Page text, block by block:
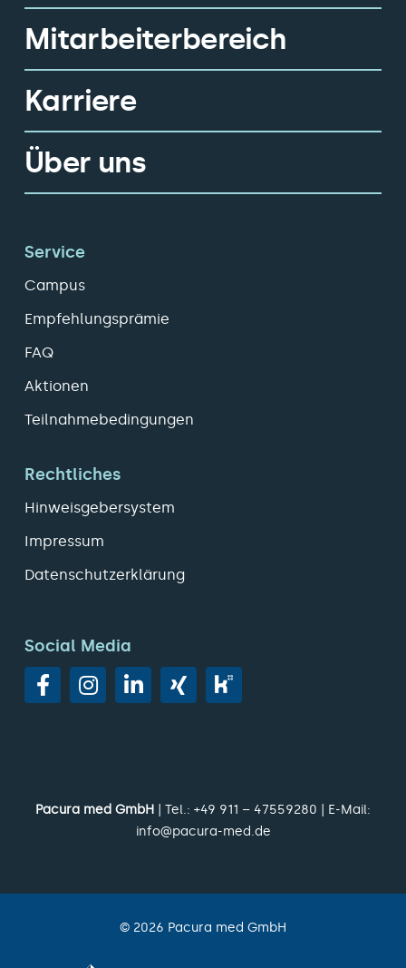
Mitarbeiterbereich
Karriere
Über uns
Service
Campus
Empfehlungsprämie
FAQ
Aktionen
Teilnahmebedingungen
Rechtliches
Hinweisgebersystem
Impressum
Datenschutzerklärung
Social Media
Pacura med GmbH | Tel.: +49 911 – 47559280 | E-Mail:
info@pacura-med.de
© 2026 Pacura med GmbH